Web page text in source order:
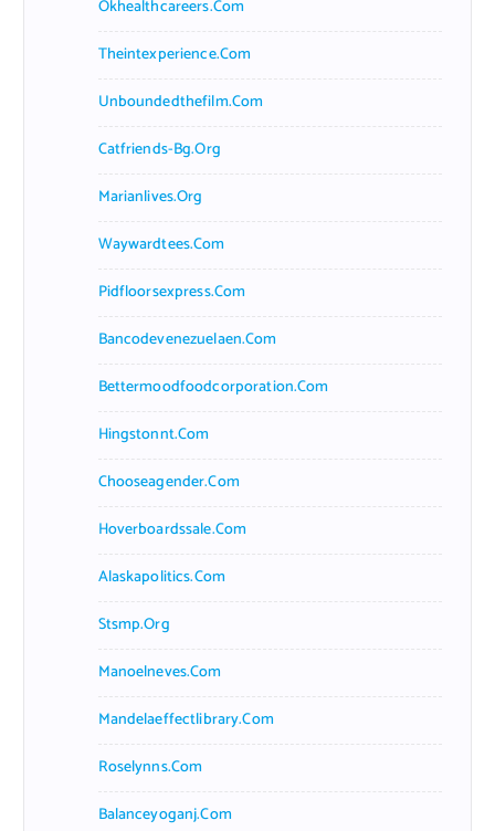
Okhealthcareers.com
Theintexperience.com
Unboundedthefilm.com
Catfriends-Bg.org
Marianlives.org
Waywardtees.com
Pidfloorsexpress.com
Bancodevenezuelaen.com
Bettermoodfoodcorporation.com
Hingstonnt.com
Chooseagender.com
Hoverboardssale.com
Alaskapolitics.com
Stsmp.org
Manoelneves.com
Mandelaeffectlibrary.com
Roselynns.com
Balanceyoganj.com